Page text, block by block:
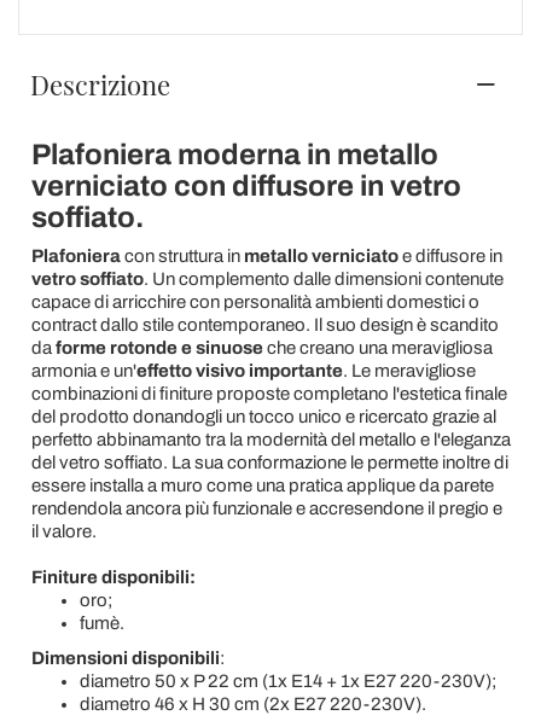
Descrizione
Plafoniera moderna in metallo
verniciato con diffusore in vetro
soffiato.
Plafonieracon struttura inmetallo verniciatoe diffusore in
vetro soffiato. Un complemento dalle dimensioni contenute
capace di arricchire con personalità ambienti domestici o
contract dallo stile contemporaneo. Il suo design è scandito
da forme rotonde e sinuoseche creano una meravigliosa
armonia e un'effetto visivo importante. Le meravigliose
combinazioni di finiture proposte completano l'estetica finale
del prodotto donandogli un tocco unico e ricercato grazie al
perfetto abbinamanto tra la modernità del metallo e l'eleganza
del vetro soffiato. La sua conformazione le permette inoltre di
essere installa a muro come una pratica applique da parete
rendendola ancora più funzionale e accresendone il pregio e
il valore.
Finiture disponibili:
oro;
fumè.
Dimensioni disponibili:
diametro 50 x P 22 cm (1x E14 + 1x E27 220-230V);
diametro 46 x H 30 cm (2x E27 220-230V).